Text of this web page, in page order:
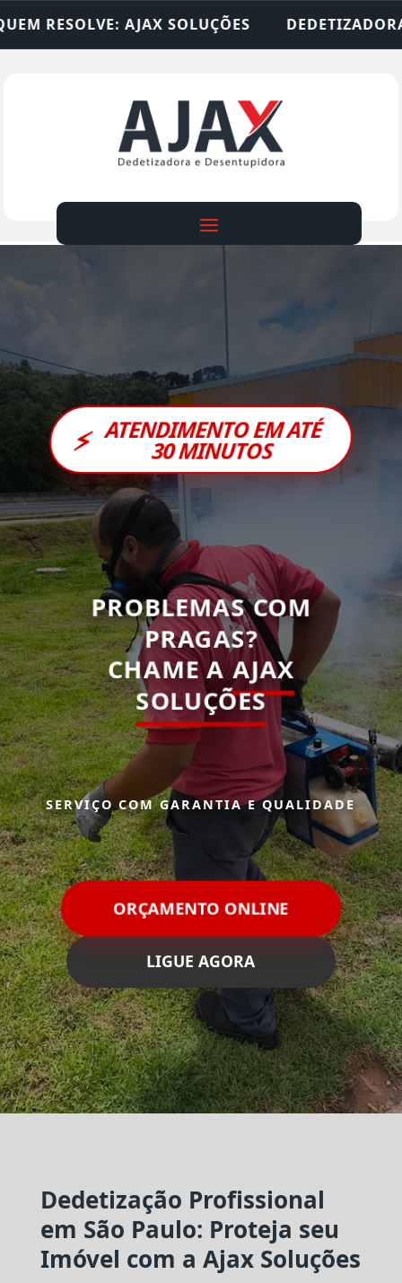
DEDETIZADORA • DESENTUPIDORA
⚡ ATENDIMENTO EM ATÉ
30 MINUTOS
PROBLEMAS COM
PRAGAS?
CHAME AAJAX
SOLUÇÕES
SERVIÇO COM GARANTIA E QUALIDADE
ORÇAMENTO ONLINE
LIGUE AGORA
Dedetização Profissional
em São Paulo: Proteja seu
Imóvel com a Ajax Soluções